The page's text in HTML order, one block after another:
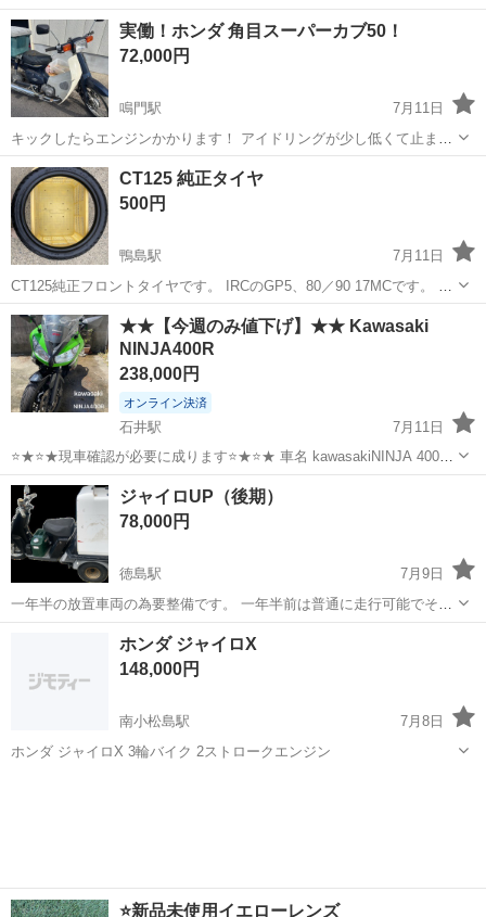
躍中！寮費無料★備品付き1R寮完備！自宅からマイカー通勤OK！無料
駐車場完備◎正社員登用制度あり！《徳島県板野郡松茂町》 人気の工
場のお仕事 ◇車載用リチウ...
徳島 その他
実働！ホンダ 角目スーパーカブ50！
72,000円
鳴門駅
7月11日
キックしたらエンジンかかります！ アイドリングが少し低くて止まり
ます！ キャブ少しやれば行けるのかな？ 吹け上がりは良好です！ 親
戚に譲って頂いてそのままなので未整備です！ 現状売りです！ ノーク
レームノーリターンですお願い...
徳島 鳴門市 鳴門駅 ホンダ
CT125 純正タイヤ
500円
鴨島駅
7月11日
CT125純正フロントタイヤです。 IRCのGP5、80／90 17MCです。 製
造は3520と表記があります。 フロント用ですがローテーション逆にし
たら後輪に使えるのでは？詳しい方どうですか？
徳島 阿波市 鴨島駅 ホンダ タイヤ
★★【今週のみ値下げ】★★ Kawasaki
NINJA400R
238,000円
オンライン決済
石井駅
7月11日
⭐️★⭐️★現車確認が必要に成ります⭐️★⭐️★ 車名 kawasakiNINJA 400R
カワサキ ニンジャ400R 型式 EBL-ER400B 車検 令和9年4月 実走行 別
途諸費用15,000円(自動車税...
徳島 名西郡 石井駅 カワサキ
ジャイロUP（後期）
78,000円
徳島駅
7月9日
一年半の放置車両の為要整備です。 一年半前は普通に走行可能でその
まま放置。 キャブレターOH必須、エアクリ周辺のホース？ダクト？
類は経年劣化により破れています。 前輪は新品タイヤです。 現車確認
のちご検討宜しくお願い...
徳島駅 ホンダ
ホンダ ジャイロX
148,000円
南小松島駅
7月8日
ホンダ ジャイロX 3輪バイク 2ストロークエンジン
⭐️新品未使用イエローレンズ